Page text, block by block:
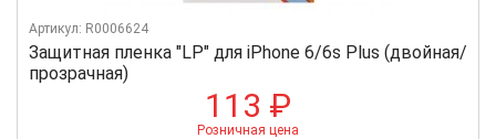
Защитная пленка "LP" для iPhone 6/6s Plus (двойная/
прозрачная)
Артикул: R0006624
113 ₽
Розничная цена